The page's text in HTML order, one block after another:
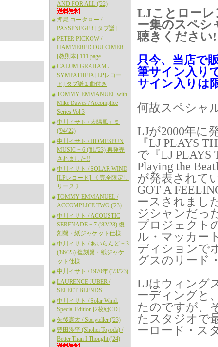
AND FOR ALL ('22)
押尾 コータロー /
PASSENEGER [タブ譜]
PETER PICKOW /
HAMMERED DULCIMER
[教則本] 111 page
CALUM GRAHAM /
SYMPATHEIA [LPレコー
ド] タブ譜１曲付き
TOMMY EMMANUEL with
Mike Dawes / Accomplice
Series Vol.3
中川イサト / 太陽風＋５
('94/'22)
中川イサト / HOMESPUN
MUSIC + 6 ('81/'23) 再発売
されました!!
中川イサト / SOLAR WIND
[LPレコード] 《 完全限定リ
リース 》
TOMMY EMMANUEL /
ACCOMPLICE TWO ('23)
中川イサト / ACOUSTIC
SERENADE + 7 ('82/'23) 復
刻盤・紙ジャケット仕様
中川イサト / あいらんど + 3
('86/'23) 復刻盤・紙ジャケ
ット仕様
中川イサト / 1970年 ('73/'23)
LAURENCE JUBER /
SELECT BLENDS
中川イサト / Solar Wind:
Special Edition [2枚組CD]
矢後憲太 / Storyteller ('23)
豊田渉平 (Shohei Toyoda) /
Better Than I Thought ('24)
LJことローレ
ー集のスペシ
聴きください
只今、当店で
筆サイン入り
サイン入りは
何故スペシャ
LJが2000年に
『LJ PLAYS
で『LJ PLAYS
Playing the
が発表されて
GOT A
ースされまし
ジシャンだっ
プロジェクト
ル・マッカー
ディションで
グスのリード
LJはウィング
ーディングと
たのですが、
たスタジオで
ーロード・ス